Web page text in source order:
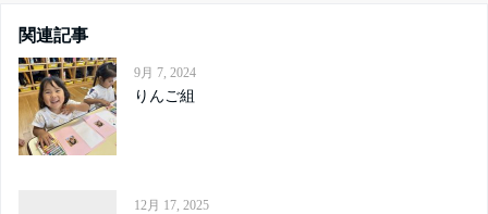
関連記事
9月 7, 2024
りんご組
12月 17, 2025